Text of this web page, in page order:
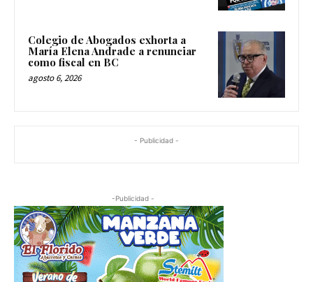
Colegio de Abogados exhorta a
María Elena Andrade a renunciar
como fiscal en BC
agosto 6, 2026
- Publicidad -
-Publicidad -